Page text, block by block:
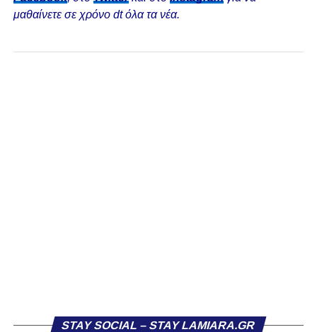
μαθαίνετε σε χρόνο dt όλα τα νέα.
STAY SOCIAL – STAY LAMIARA.GR